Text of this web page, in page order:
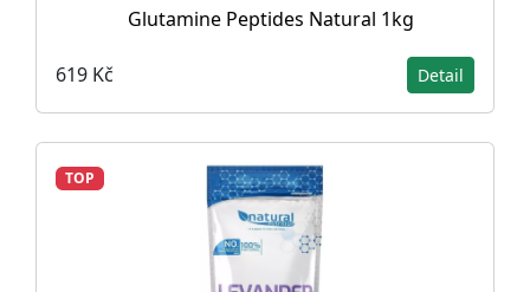
Glutamine Peptides Natural 1kg
619 Kč Detail
TOP